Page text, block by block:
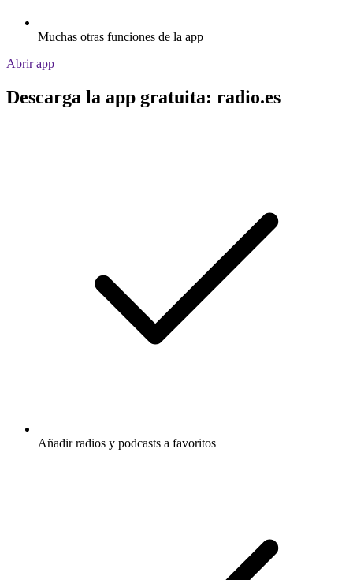
Muchas otras funciones de la app
Abrir app
Descarga la app gratuita: radio.es
Añadir radios y podcasts a favoritos